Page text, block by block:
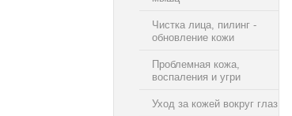
Чистка лица, пилинг -
обновление кожи
Проблемная кожа,
воспаления и угри
Уход за кожей вокруг глаз